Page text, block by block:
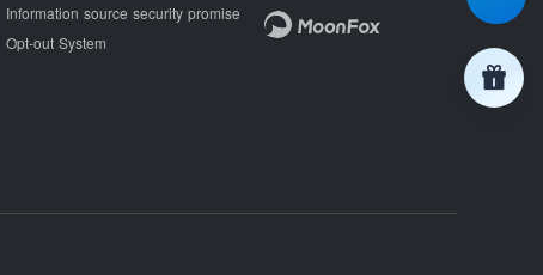
Information source security promise
Opt-out System